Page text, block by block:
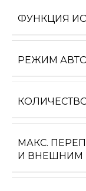
ФУНКЦИЯ
РЕЖИМ
МАКС.
И ВНЕШНИМ